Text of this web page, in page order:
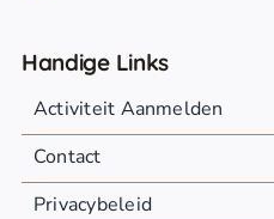
Handige Links
Activiteit Aanmelden
Contact
Privacybeleid